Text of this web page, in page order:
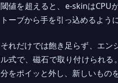
閾値を超えると、e-skinはCPU
トーブから手を引っ込めるよう
それだけでは飽き足らず、エン
ル式で、磁石で取り付けられ
分をポイッと外し、新しいもの